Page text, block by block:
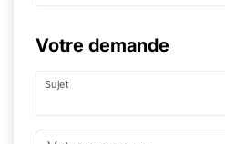
Votre demande
Sujet